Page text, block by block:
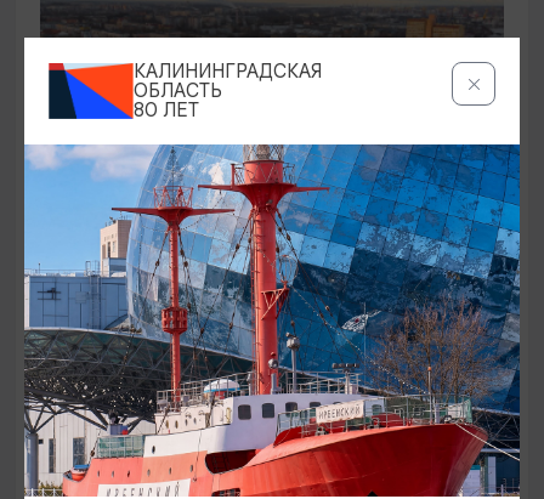
САМОЕ ИНТЕРЕСНОЕ
Промзоны, мосты, бастионы
01.08.2026 - 31.08.2026, СР и ПТ в 11:00
Калининград, Калининградский областной музей
изобразительных искусств
ОТ 250₽
КАЛИНИНГРАДСКАЯ
ОБЛАСТЬ
80 ЛЕТ